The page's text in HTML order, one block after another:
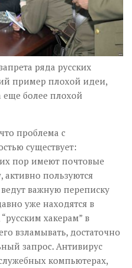
ряда русских
пример плохой идеи,
еще более плохой
проблема с
существует:
пор имеют почтовые
пользуются
важную переписку
уже находятся в
хакерам” в
взламывать, достаточно
запрос. Антивирус
компьютерах,